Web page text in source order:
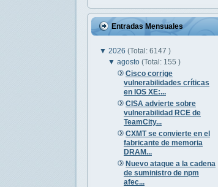
Entradas Mensuales
▼ 2026 (Total: 6147 )
▼agosto(Total: 155 )
Cisco corrige
vulnerabilidades críticas
en IOS XE:...
CISA advierte sobre
vulnerabilidad RCE de
TeamCity...
CXMT se convierte en el
fabricante de memoria
DRAM...
Nuevo ataque a la cadena
de suministro de npm
afec...